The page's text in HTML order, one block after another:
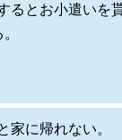
るとお小遣いを
家に帰れない。